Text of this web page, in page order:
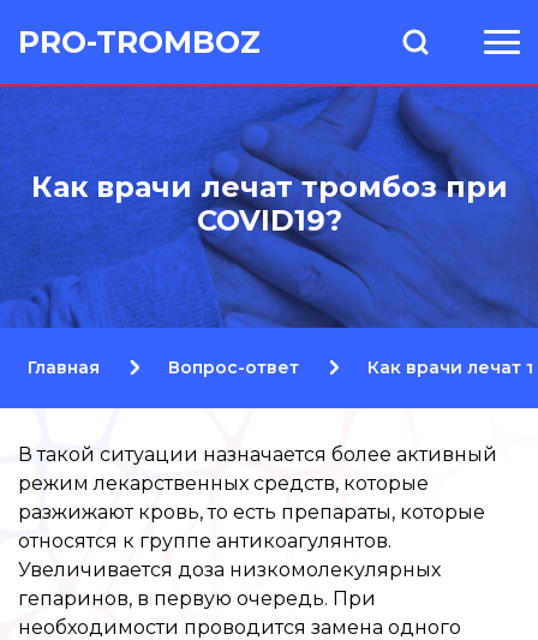
PRO-TROMBOZ
Главная Вопрос-ответ Как врачи лечат
Как врачи лечат тромбоз при
COVID19?
В такой ситуации назначается более активный
режим лекарственных средств, которые
разжижают кровь, то есть препараты, которые
относятся к группе антикоагулянтов.
Увеличивается доза низкомолекулярных
гепаринов, в первую очередь. При
необходимости проводится замена одного